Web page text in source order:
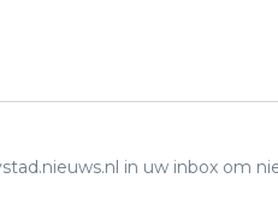
in uw inbox om